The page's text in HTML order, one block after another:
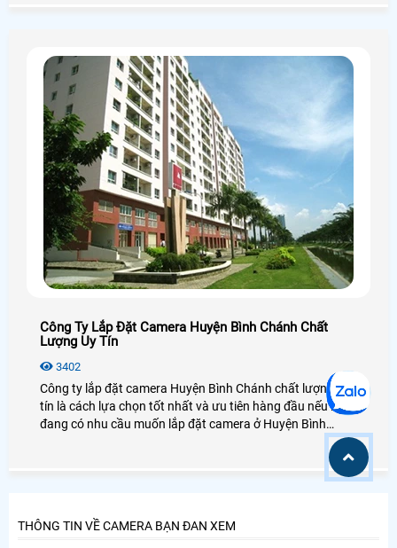
Công Ty Lắp Đặt Camera Huyện Bình Chánh Chất
Lượng Uy Tín
3402
Công ty lắp đặt camera Huyện Bình Chánh chất lượng uy
tín là cách lựa chọn tốt nhất và ưu tiên hàng đầu nếu bạn
đang có nhu cầu muốn lắp đặt camera ở Huyện Bình
Chánh, lựa chọn camera chất lượng, hãng camera uy tín ở
Chánh là nhu cầu thiết yếu của nhiều người tiêu dùng ở
THÔNG TIN VỀ CAMERA BẠN ĐAN XEM